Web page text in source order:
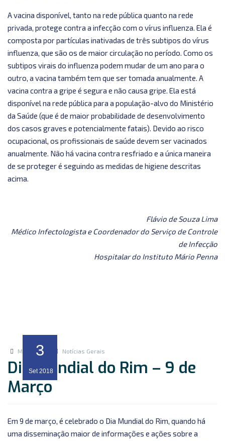
A vacina disponível, tanto na rede pública quanto na rede
privada, protege contra a infecção com o vírus influenza. Ela é
composta por partículas inativadas de três subtipos do vírus
influenza, que são os de maior circulação no período. Como os
subtipos virais do influenza podem mudar de um ano para o
outro, a vacina também tem que ser tomada anualmente. A
vacina contra a gripe é segura e não causa gripe. Ela está
disponível na rede pública para a população-alvo do Ministério
da Saúde (que é de maior probabilidade de desenvolvimento
dos casos graves e potencialmente fatais). Devido ao risco
ocupacional, os profissionais de saúde devem ser vacinados
anualmente. Não há vacina contra resfriado e a única maneira
de se proteger é seguindo as medidas de higiene descritas
acima.
Flávio de Souza Lima
Médico Infectologista e Coordenador do Serviço de Controle
de Infecção
Hospitalar do Instituto Mário Penna
3
Set 2018
Marketing Notícias Gerais
Dia Mundial do Rim – 9 de
Março
Em 9 de março, é celebrado o Dia Mundial do Rim, quando há
uma disseminação maior de informações e ações sobre a